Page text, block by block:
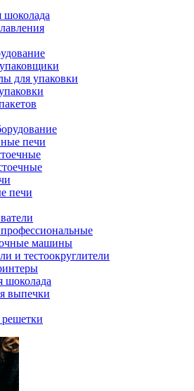
шоколада
для упаковки
печи
печи
машины
и тестоокруглители
шоколада
выпечки